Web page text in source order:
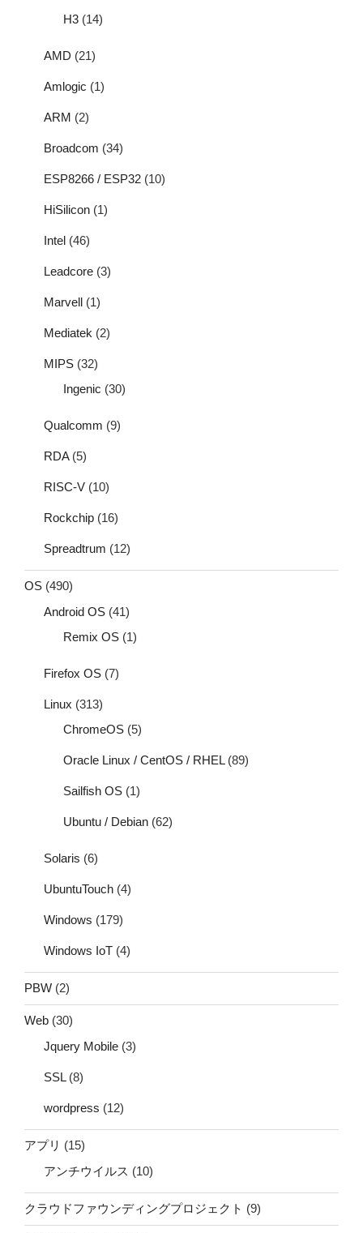
H3 (14)
AMD (21)
Amlogic (1)
ARM (2)
Broadcom (34)
ESP8266 / ESP32 (10)
HiSilicon (1)
Intel (46)
Leadcore (3)
Marvell (1)
Mediatek (2)
MIPS (32)
Ingenic (30)
Qualcomm (9)
RDA(5)
RISC-V (10)
Rockchip (16)
Spreadtrum (12)
OS (490)
Android OS (41)
Remix OS (1)
Firefox OS (7)
Linux (313)
ChromeOS (5)
Oracle Linux / CentOS / RHEL(89)
Sailfish OS (1)
Ubuntu / Debian (62)
Solaris (6)
UbuntuTouch (4)
Windows (179)
Windows IoT (4)
PBW (2)
Web (30)
Jquery Mobile (3)
SSL(8)
wordpress (12)
アプリ (15)
アンチウイルス (10)
クラウドファウンディングプロジェクト (9)